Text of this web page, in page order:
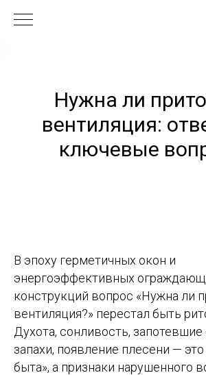
Нужна ли
вентиляция:
ключевые
В эпоху герметичных окон и
энергоэффективных
конструкций вопрос «Нужна ли
вентиляция?» перестал быть
Духота, сонливость, запотевшие
запахи, появление плесени —
быта», а признаки нарушенного